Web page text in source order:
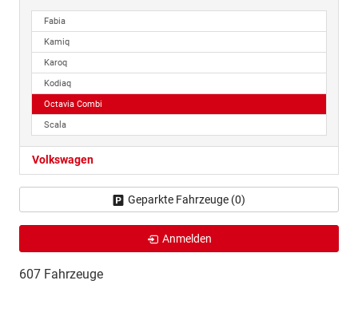
Fabia
Kamiq
Karoq
Kodiaq
Octavia Combi
Scala
Volkswagen
Geparkte Fahrzeuge (0)
Anmelden
607 Fahrzeuge